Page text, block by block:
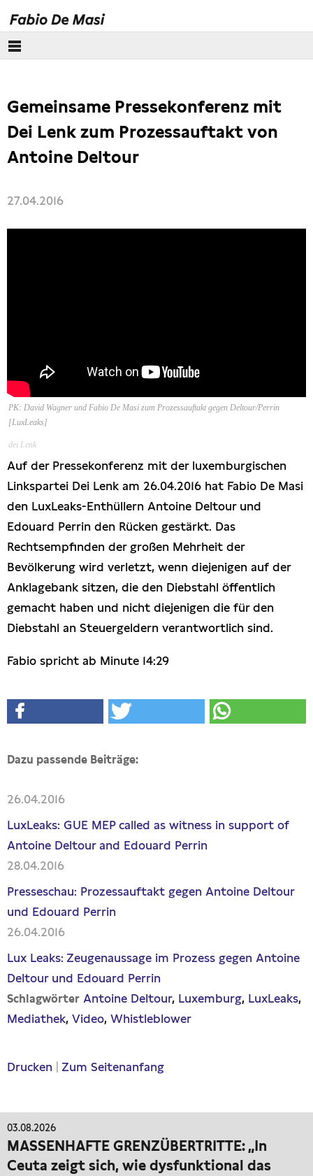
Europäisches Parlament
Gemeinsame Pressekonferenz mit
Dei Lenk zum Prozessauftakt von
Antoine Deltour
27.04.2016
PK: David Wagner und Fabio De Masi zum Prozessauftakt gegen Deltour/Perrin
[LuxLeaks]
dei Lenk
Auf der Pressekonferenz mit der luxemburgischen
Linkspartei Dei Lenk am 26.04.2016 hat Fabio De Masi
den LuxLeaks-Enthüllern Antoine Deltour und
Edouard Perrin den Rücken gestärkt. Das
Rechtsempfinden der großen Mehrheit der
Bevölkerung wird verletzt, wenn diejenigen auf der
Anklagebank sitzen, die den Diebstahl öffentlich
gemacht haben und nicht diejenigen die für den
Diebstahl an Steuergeldern verantwortlich sind.
Fabio spricht ab Minute 14:29
Dazu passende Beiträge:
26.04.2016
LuxLeaks: GUE MEP called as witness in support of
Antoine Deltour and Edouard Perrin
28.04.2016
Presseschau: Prozessauftakt gegen Antoine Deltour
und Edouard Perrin
26.04.2016
Lux Leaks: Zeugenaussage im Prozess gegen Antoine
Deltour und Edouard Perrin
Schlagwörter Antoine Deltour Luxemburg LuxLeaks
Mediathek Video Whistleblower
Drucken Zum Seitenanfang
03.08.2026
MASSENHAFTE GRENZÜBERTRITTE: „In
Ceuta zeigt sich, wie dysfunktional das